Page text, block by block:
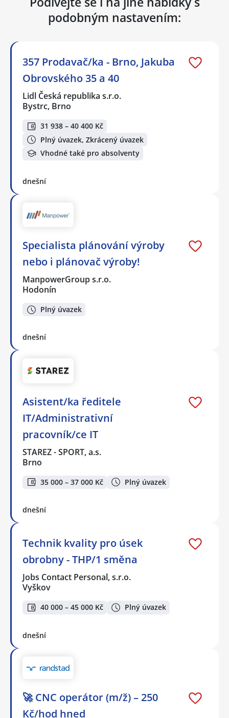
podobným nastavením:
357 Prodavač/ka - Brno, Jakuba
Obrovského 35 a 40
Lidl Česká republika s.r.o.
Bystrc, Brno
31 938 – 40 400 Kč
Plný úvazek, Zkrácený úvazek
Vhodné také pro absolventy
dnešní
Specialista plánování výroby
nebo i plánovač výroby!
ManpowerGroup s.r.o.
Hodonín
Plný úvazek
dnešní
Asistent/ka ředitele
IT/Administrativní
pracovník/ce IT
STAREZ - SPORT, a.s.
Brno
35 000 – 37 000 Kč Plný úvazek
dnešní
Technik kvality pro úsek
obrobny - THP/1 směna
Jobs Contact Personal, s.r.o.
Vyškov
40 000 – 45 000 Kč Plný úvazek
dnešní
🚀 CNC operátor (m/ž) – 250
Kč/hod hned